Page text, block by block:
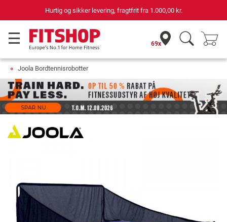
Hurtig og sikker levering, fragtfrit fra 1.000,00 kr.
69x
Joola Bordtennisrobotter